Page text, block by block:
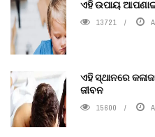
ଏହି ଉପାୟ
13721
ଏହି ସ୍ଥାନରେ
ଜୀବନ
15600